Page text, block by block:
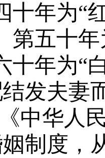
十年为“
第五十
十年为“
发夫妻
中华人
制度，